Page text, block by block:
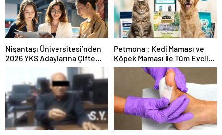
Nişantaşı Üniversitesi’nden
2026 YKS Adaylarına Çifte
Güvence: Sabit Ücret ve
Kesintisiz Burs
Petmona : Kedi Maması ve
Köpek Maması İle Tüm Evcil
Hayvan Ürünleri